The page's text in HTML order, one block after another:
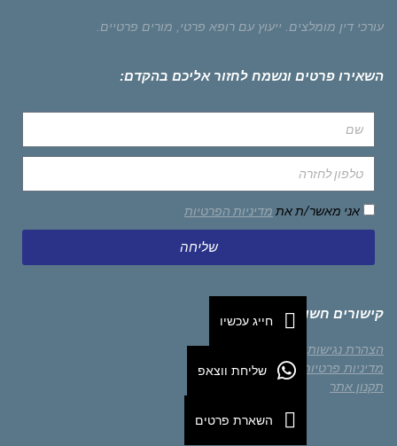
עורכי דין מומלצים. ייעוץ עם רופא פרטי, מורים פרטיים.
השאירו פרטים ונשמח לחזור אליכם בהקדם:
אני מאשר/ת את מדיניות הפרטיות
שליחה
קישורים חשובים
הצהרת נגישות
מדיניות פרטיות
תקנון אתר
חייג עכשיו
שליחת ווצאפ
השארת פרטים